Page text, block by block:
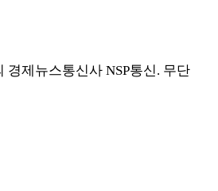
제뉴스통신사 NSP통신. 무단